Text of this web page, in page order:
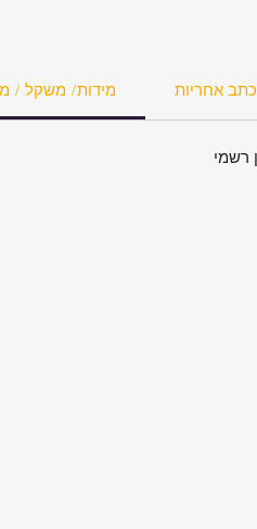
מידות/ משקל / כתב אחריות